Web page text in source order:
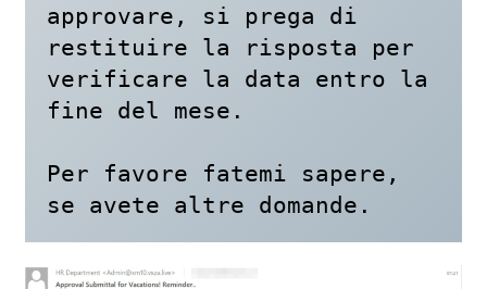
approvare, si prega di
restituire la risposta per
verificare la data entro la
fine del mese.
Per favore fatemi sapere,
se avete altre domande.